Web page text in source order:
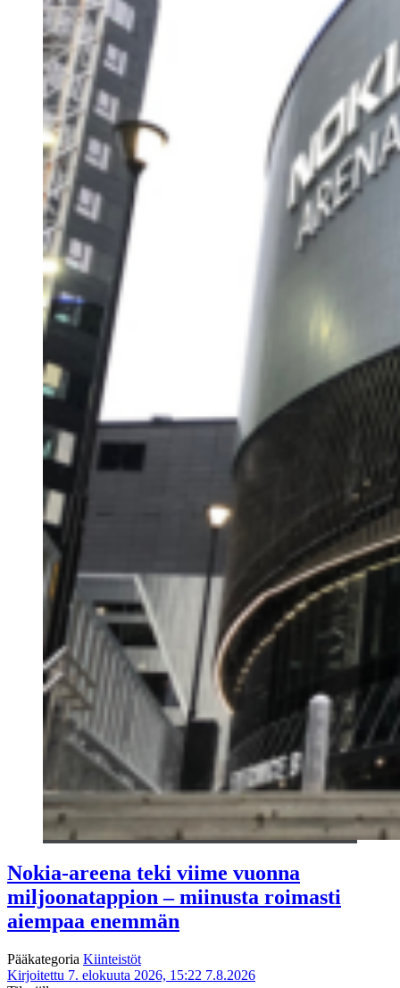
Nokia-areena teki viime vuonna
miljoonatappion – miinusta roimasti
aiempaa enemmän
Pääkategoria Kiinteistöt
Kirjoitettu 7. elokuuta 2026, 15:22 7.8.2026